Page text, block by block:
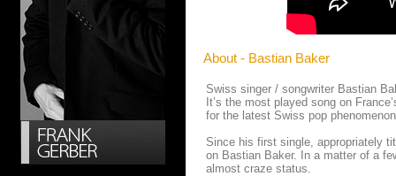
About - Bastian Baker
Swiss singer / songwriter Bastian
It’s the most played song on
for the latest Swiss pop
Since his first single, appropriately
on Bastian Baker. In a matter of a
almost craze status.